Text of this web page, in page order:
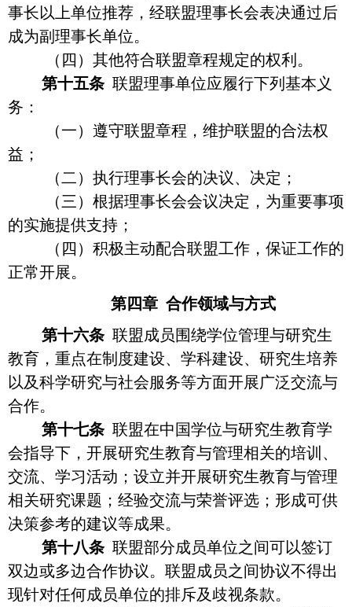
事长以上单位推荐，经联盟理事长会表决通过后
成为副理事长单位。
（四）其他符合联盟章程规定的权利。
第十五条 联盟理事单位应履行下列基本义
务：
（一）遵守联盟章程，维护联盟的合法权
益；
（二）执行理事长会的决议、决定；
（三）根据理事长会会议决定，为重要事项
的实施提供支持；
（四）积极主动配合联盟工作，保证工作的
正常开展。
第四章 合作领域与方式
第十六条 联盟成员围绕学位管理与研究生
教育，重点在制度建设、学科建设、研究生培养
以及科学研究与社会服务等方面开展广泛交流与
合作。
第十七条 联盟在中国学位与研究生教育学
会指导下，开展研究生教育与管理相关的培训、
交流、学习活动；设立并开展研究生教育与管理
相关研究课题；经验交流与荣誉评选；形成可供
决策参考的建议等成果。
第十八条 联盟部分成员单位之间可以签订
双边或多边合作协议。联盟成员之间协议不得出
现针对任何成员单位的排斥及歧视条款。